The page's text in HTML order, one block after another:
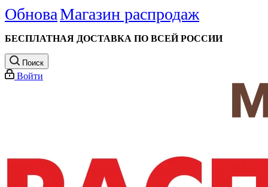
ОбноваМагазин распродаж
БЕСПЛАТНАЯ ДОСТАВКА ПО ВСЕЙ РОССИИ
Поиск
Войти